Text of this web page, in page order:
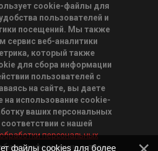
cookie-файлы для
пользователей и
посещений. Мы также
сервис веб-аналитики
который также
для сбора информации
пользователей с
на сайте, вы даете
на использование cookie-
ваших персональных
с нашей
персональных
информацию о типах
файлы cookies для более